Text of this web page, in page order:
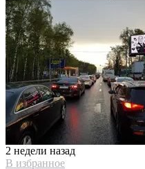
2 недели назад
В избранное